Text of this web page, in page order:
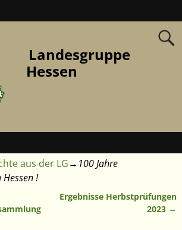
Landesgruppe
Hessen
aus der LG→ 100 Jahre
!
Ergebnisse Herbstprüfungen
2023 →